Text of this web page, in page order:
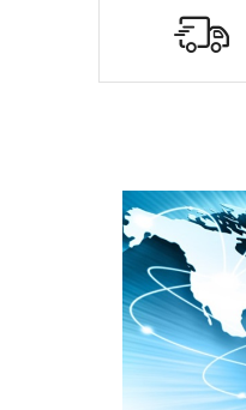
ADICIONAR